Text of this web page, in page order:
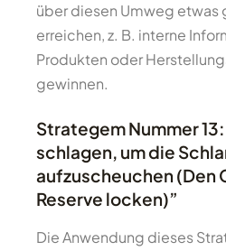
über diesen Umweg etwas
erreichen, z. B. interne
Produkten oder
gewinnen.
Strategem Nummer
schlagen, um die
aufzuscheuchen (Den
Reserve locken)”
Die Anwendung dieses